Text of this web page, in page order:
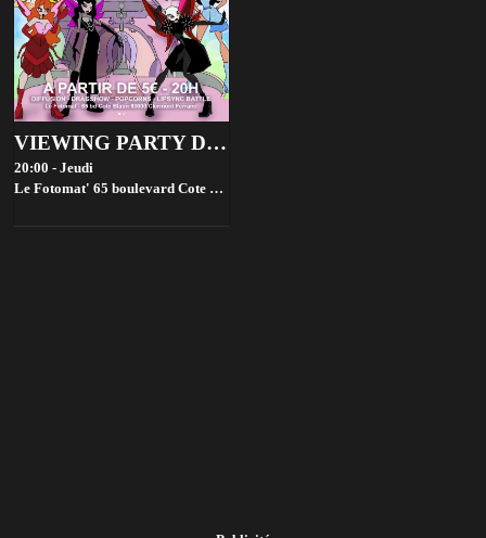
VIEWING PARTY DRAG RACE FRANCE - SAISON 4
20:00 - Jeudi
Le Fotomat' 65 boulevard Cote Blatin, 63000 Clermont-Ferrand, France,